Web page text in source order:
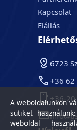
Kapcsolat
Elállás
6723
+36 62
+36-
A weboldalunkon
sütiket
weboldal